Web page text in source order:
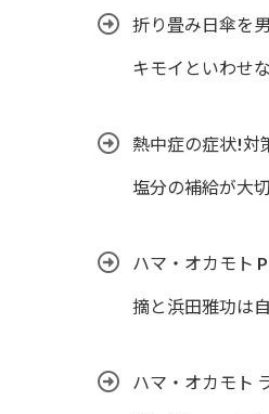
折り畳み日傘を
キモイといわせ
熱中症の症状!対
塩分の補給が大
ハマ・オカモト
摘と浜田雅功は
ハマ・オカモト